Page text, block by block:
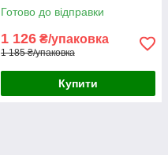
Готово до відправки
1 126 ₴/упаковка
1 185 ₴/упаковка
Купити